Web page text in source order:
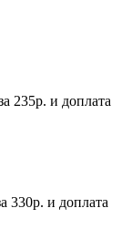
235р. и доплата
330р. и доплата